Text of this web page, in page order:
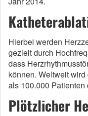
Hierbei werden
gezielt durch
dass
können. Weltweit
als 100.000 Patienten
Plötzlicher